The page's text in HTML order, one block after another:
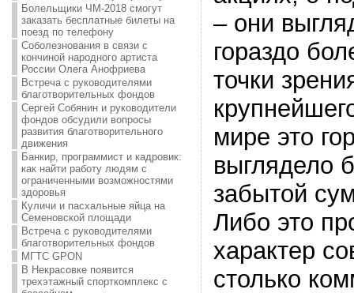
Болельщики ЧМ-2018 смогут
заказать бесплатные билеты на
поезд по телефону
Соболезнования в связи с
кончиной народного артиста
России Олега Анофриева
Встреча с руководителями
благотворительных фондов
Сергей Собянин и руководители
фондов обсудили вопросы
развития благотворительного
движения
Банкир, программист и кадровик:
как найти работу людям с
ограниченными возможностями
здоровья
Куличи и пасхальные яйца на
Семеновской площади
Встреча с руководителями
благотворительных фондов
МГТС GPON
В Некрасовке появится
трехэтажный спорткомплекс с
– они
гораздо
точки
мире это
выглядело
забытой
Либо это
характер
столько